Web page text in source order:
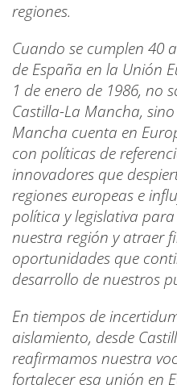
regiones.
Cuando se cumplen 40
de España en la Unión
1 de enero de 1986, no
Castilla-La Mancha,
Mancha cuenta en
con políticas de
innovadores que
regiones europeas e
política y legislativa
nuestra región y atraer
oportunidades que
desarrollo de nuestros
En tiempos de
aislamiento, desde
reafirmamos nuestra
fortalecer esa unión en